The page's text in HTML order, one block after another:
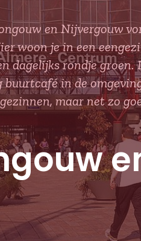
en Nijvergouw
woon je in een
dagelijks rondje groen.
buurtcafé in de
maar net zo